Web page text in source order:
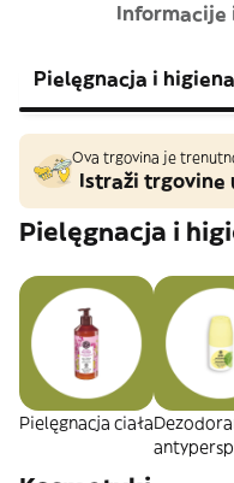
Informacije
Pielęgnacja i higiena
Ova trgovina je
Istraži trgovine
Pielęgnacja i
Pielęgnacja ciała